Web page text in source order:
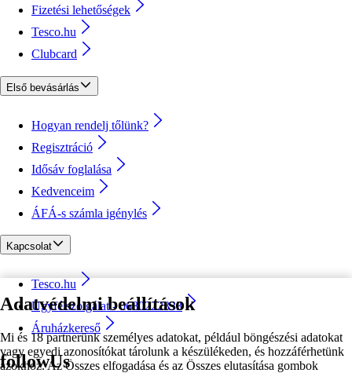
Adatvédelmi beállítások
Mi és 18 partnerünk személyes adatokat, például böngészési adatokat
vagy egyedi azonosítókat tárolunk a készülékeden, és hozzáférhetünk
azokhoz. Az Összes elfogadása és az Összes elutasítása gombok
Fizetési lehetőségek
Tesco.hu
Clubcard
Első bevásárlás
Hogyan rendelj tőlünk?
Regisztráció
Idősáv foglalása
Kedvenceim
ÁFÁ-s számla igénylés
Kapcsolat
Tesco.hu
Ügyfélszolgálat - 0680222333
Áruházkereső
followUs